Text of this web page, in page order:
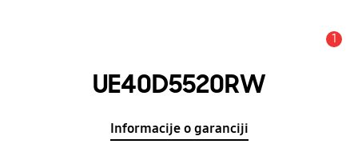
1
UE40D5520RW
Informacije o garanciji